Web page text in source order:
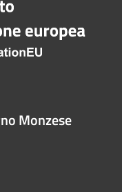
Monzese